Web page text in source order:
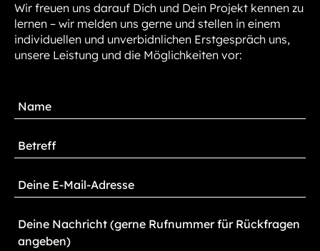
Wir freuen uns darauf Dich und Dein Projekt kennen zu
lernen – wir melden uns gerne und stellen in einem
individuellen und unverbidnlichen Erstgespräch uns,
unsere Leistung und die Möglichkeiten vor: